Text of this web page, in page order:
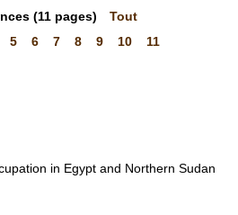
(11 pages)
Tout
5 6 7 8 9 10 11
in Egypt and Northern Sudan